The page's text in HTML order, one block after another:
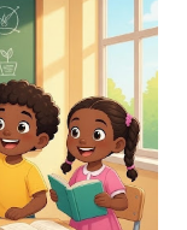
primaria abarcan
como Lenguajes,
y
Diseñados con un
y ejemplos